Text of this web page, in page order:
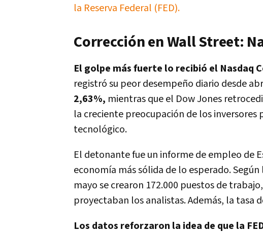
la Reserva Federal (FED).
Corrección en Wall Street:
El golpe más fuerte lo recibió el Nasdaq
registró su peor desempeño diario desde
2,63%, mientras que el Dow Jones
la creciente preocupación de los inversores
tecnológico.
El detonante fue un informe de empleo de
economía más sólida de lo esperado.
mayo se crearon 172.000 puestos de
proyectaban los analistas. Además, la tasa
Los datos reforzaron la idea de que la